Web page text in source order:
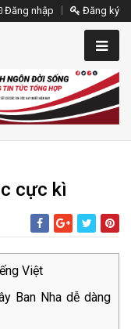
Đăng nhập Đăng ký
cực kì
Việt
Ban Nha dễ dàng